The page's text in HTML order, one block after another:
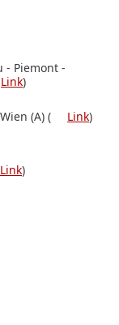
Piemont ‐
Link)
(A) ( Link)
Link)